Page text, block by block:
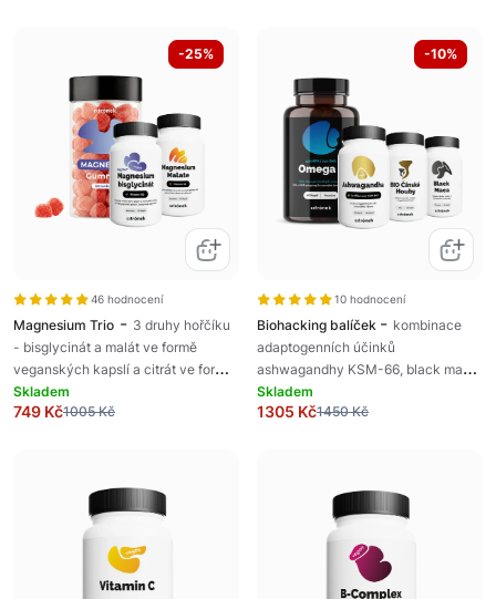
-25%
46 hodnocení
Magnesium Trio - 3 druhy hořčíku
- bisglycinát a malát ve formě
veganských kapslí a citrát ve formě
gummies s jahodovou příchutí,
doplněk stravy
Skladem
749 Kč1005 Kč
-10%
10 hodnocení
Biohacking balíček - kombinace
adaptogenních účinků
ashwagandhy KSM-66, black maca,
omega-3 a bio čínských hub, pro
komplexní podporu odolnosti, vitality
Skladem
1305 Kč1450 Kč